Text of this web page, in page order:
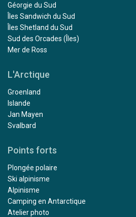
Géorgie du Sud
Îles Sandwich du Sud
Îles Shetland du Sud
Sud des Orcades (Îles)
Mer de Ross
L'Arctique
Groenland
Islande
Jan Mayen
Svalbard
Points forts
Plongée polaire
Ski alpinisme
Alpinisme
Camping en Antarctique
Atelier photo